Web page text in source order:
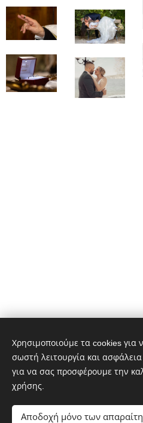
Χρησιμοποιούμε τα cookies για
σωστή λειτουργία και
για να σας προσφέρουμε την
χρήσης.
Αποδοχή μόνο των